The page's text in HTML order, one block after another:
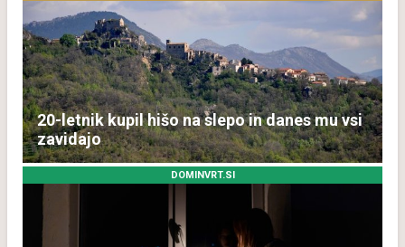
20-letnik kupil hišo na slepo in danes mu vsi
zavidajo
DOMINVRT.SI